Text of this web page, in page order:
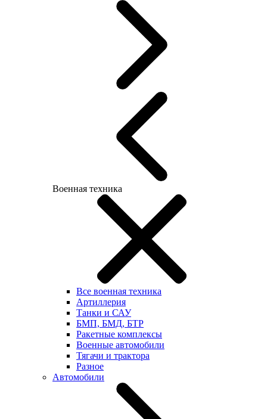
Военная техника
Все военная техника
Артиллерия
Танки и САУ
БМП, БМД, БТР
Ракетные комплексы
Военные автомобили
Тягачи и трактора
Разное
Автомобили